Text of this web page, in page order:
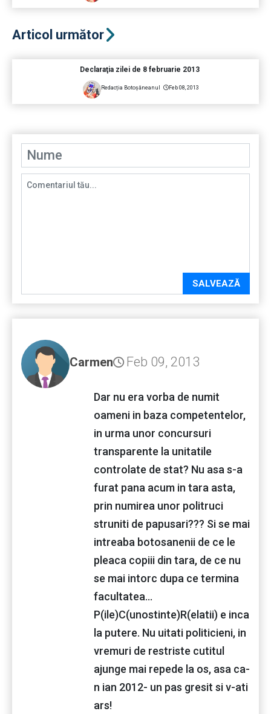
Articol următor
Declaraţia zilei de 8 februarie 2013
Redacția Botoșăneanul Feb 08, 2013
SALVEAZĂ
Carmen Feb 09, 2013
Dar nu era vorba de numit
oameni in baza competentelor,
in urma unor concursuri
transparente la unitatile
controlate de stat? Nu asa s-a
furat pana acum in tara asta,
prin numirea unor politruci
struniti de papusari??? Si se mai
intreaba botosanenii de ce le
pleaca copiii din tara, de ce nu
se mai intorc dupa ce termina
facultatea...
P(ile)C(unostinte)R(elatii) e inca
la putere. Nu uitati politicieni, in
vremuri de restriste cutitul
ajunge mai repede la os, asa ca-
n ian 2012- un pas gresit si v-ati
ars!